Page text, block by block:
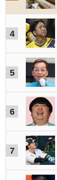
4
5
6
7